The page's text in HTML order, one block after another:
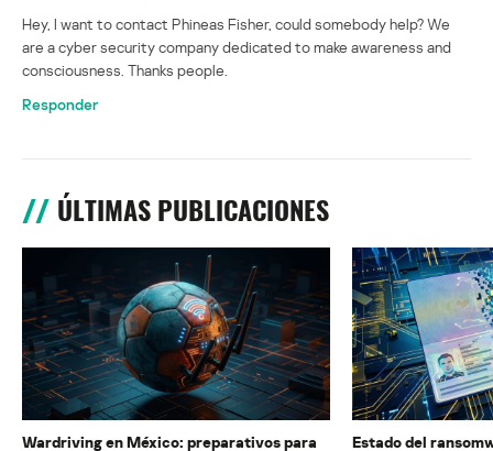
Hey, I want to contact Phineas Fisher, could somebody help? We
are a cyber security company dedicated to make awareness and
consciousness. Thanks people.
Responder
ÚLTIMAS PUBLICACIONES
Wardriving en México: preparativos para
Estado del